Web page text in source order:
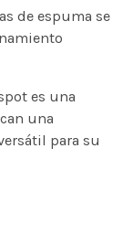
de espuma se
es una
una
para su